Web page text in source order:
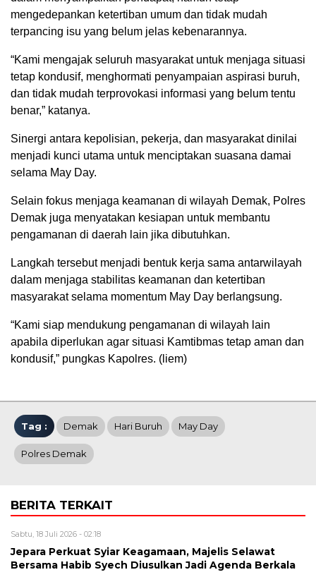
mengedepankan ketertiban umum dan tidak mudah
terpancing isu yang belum jelas kebenarannya.
“Kami mengajak seluruh masyarakat untuk menjaga situasi
tetap kondusif, menghormati penyampaian aspirasi buruh,
dan tidak mudah terprovokasi informasi yang belum tentu
benar,” katanya.
Sinergi antara kepolisian, pekerja, dan masyarakat dinilai
menjadi kunci utama untuk menciptakan suasana damai
selama May Day.
Selain fokus menjaga keamanan di wilayah Demak, Polres
Demak juga menyatakan kesiapan untuk membantu
pengamanan di daerah lain jika dibutuhkan.
Langkah tersebut menjadi bentuk kerja sama antarwilayah
dalam menjaga stabilitas keamanan dan ketertiban
masyarakat selama momentum May Day berlangsung.
“Kami siap mendukung pengamanan di wilayah lain
apabila diperlukan agar situasi Kamtibmas tetap aman dan
kondusif,” pungkas Kapolres. (liem)
Tag : Demak Hari Buruh May Day
Polres Demak
BERITA TERKAIT
Sabtu, 18 Juli 2026 - 02:18
Jepara Perkuat Syiar Keagamaan, Majelis Selawat
Bersama Habib Syech Diusulkan Jadi Agenda Berkala